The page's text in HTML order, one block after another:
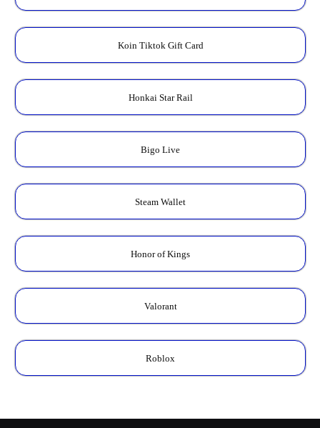
Koin Tiktok Gift Card
Honkai Star Rail
Bigo Live
Steam Wallet
Honor of Kings
Valorant
Roblox